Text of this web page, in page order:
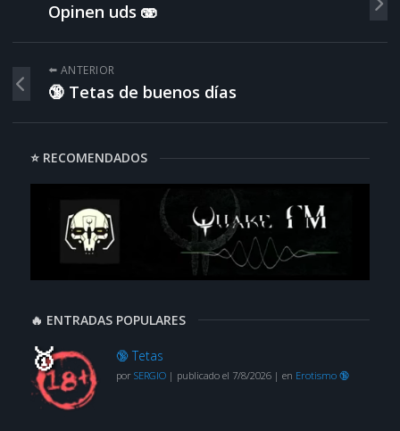
Opinen uds 🫨
⬅️ ANTERIOR
🔞 Tetas de buenos días
⭐ RECOMENDADOS
🔥 ENTRADAS POPULARES
🔞 Tetas
por SERGIO| publicado el 7/8/2026| en Erotismo 🔞